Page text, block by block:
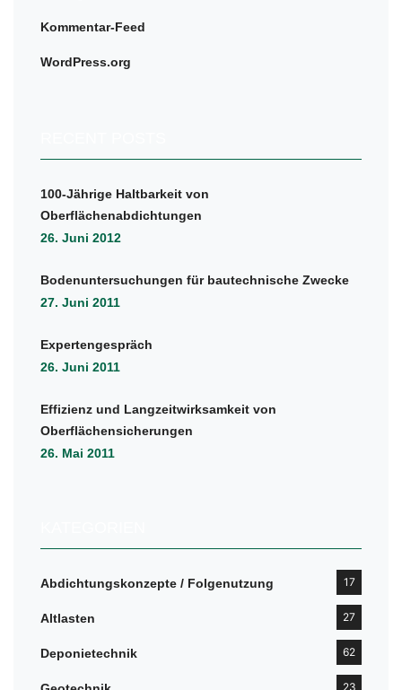
Kommentar-Feed
WordPress.org
100-Jährige Haltbarkeit von
Oberflächenabdichtungen
26. Juni 2012
Bodenuntersuchungen für bautechnische Zwecke
27. Juni 2011
Expertengespräch
26. Juni 2011
Effizienz und Langzeitwirksamkeit von
Oberflächensicherungen
26. Mai 2011
Abdichtungskonzepte / Folgenutzung 17
Altlasten 27
Deponietechnik 62
23